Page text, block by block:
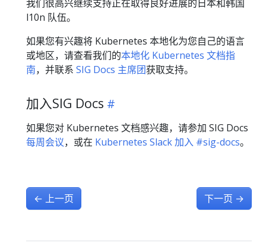
我们很高兴继续支持正在取得良好进展的日本和韩国
l10n 队伍。
如果您有兴趣将 Kubernetes 本地化为您自己的语言
或地区，请查看我们的本地化 Kubernetes 文档指
南，并联系 SIG Docs 主席团获取支持。
加入SIG Docs
如果您对 Kubernetes 文档感兴趣，请参加 SIG Docs
每周会议，或在 Kubernetes Slack 加入 #sig-docs。
← 上一页 下一页 →